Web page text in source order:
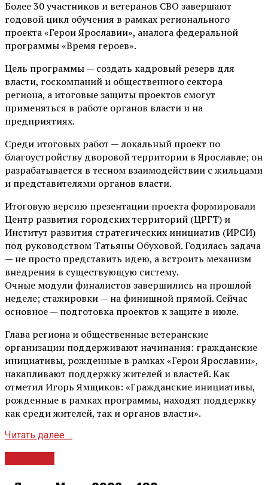
Более 30 участников и ветеранов СВО завершают
годовой цикл обучения в рамках регионального
проекта «Герои Ярославии», аналога федеральной
программы «Время героев».
Цель программы — создать кадровый резерв для
власти, госкомпаний и общественного сектора
региона, а итоговые защиты проектов смогут
применяться в работе органов власти и на
предприятиях.
Среди итоговых работ — локальный проект по
благоустройству дворовой территории в Ярославле; он
разрабатывается в тесном взаимодействии с жильцами
и представителями органов власти.
Итоговую версию презентации проекта формировали
Центр развития городских территорий (ЦРГТ) и
Институт развития стратегических инициатив (ИРСИ)
под руководством Татьяны Обуховой. Годилась задача
— не просто представить идею, а встроить механизм
внедрения в существующую систему.
Очные модули финалистов завершились на прошлой
неделе; стажировки — на финишной прямой. Сейчас
основное — подготовка проектов к защите в июле.
Глава региона и общественные ветеранские
организации поддерживают начинания: гражданские
инициативы, рожденные в рамках «Герои Ярославии»,
накапливают поддержку жителей и властей. Как
отметил Игорь Ямщиков: «Гражданские инициативы,
рожденные в рамках программы, находят поддержку
как среди жителей, так и органов власти».
Читать далее ...